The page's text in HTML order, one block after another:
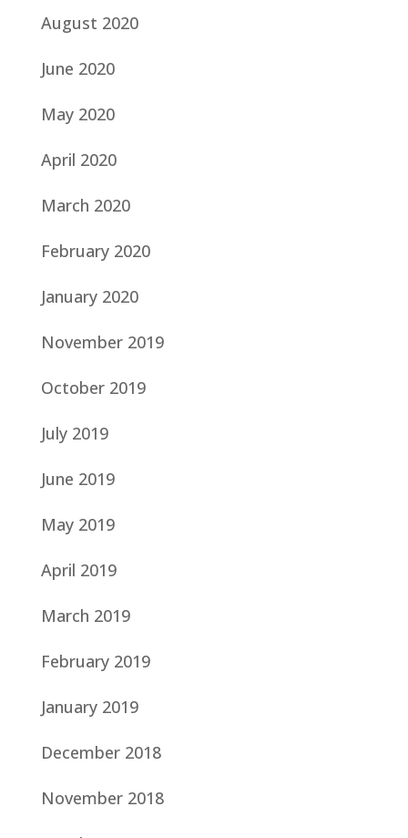
August 2020
June 2020
May 2020
April 2020
March 2020
February 2020
January 2020
November 2019
October 2019
July 2019
June 2019
May 2019
April 2019
March 2019
February 2019
January 2019
December 2018
November 2018